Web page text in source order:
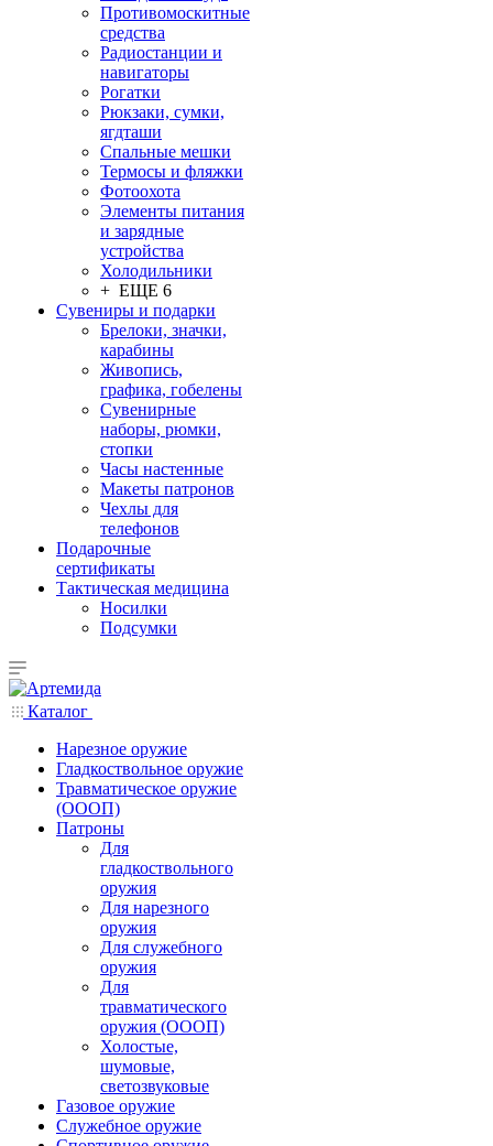
Противомоскитные
средства
Радиостанции и
навигаторы
Рогатки
Рюкзаки, сумки,
ягдташи
Спальные мешки
Термосы и фляжки
Фотоохота
Элементы питания
и зарядные
устройства
Холодильники
+ ЕЩЕ 6
Сувениры и подарки
Брелоки, значки,
карабины
Живопись,
графика, гобелены
Сувенирные
наборы, рюмки,
стопки
Часы настенные
Макеты патронов
Чехлы для
телефонов
Подарочные
сертификаты
Тактическая медицина
Носилки
Подсумки
Каталог
Нарезное оружие
Гладкоствольное оружие
Травматическое оружие
(ОООП)
Патроны
Для
гладкоствольного
оружия
Для нарезного
оружия
Для служебного
оружия
Для
травматического
оружия (ОООП)
Холостые,
шумовые,
светозвуковые
Газовое оружие
Служебное оружие